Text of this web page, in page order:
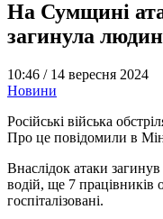
На Сумщині
загинула
10:46 / 14 вересня 2024
Новини
Російські війська
Про це повідомили в
Внаслідок атаки
водій, ще 7 працівників
госпіталізовані.